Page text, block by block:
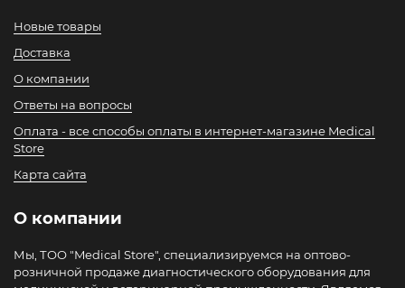
Новые товары
Доставка
О компании
Ответы на вопросы
Оплата - все способы оплаты в интернет-магазине Medical
Store
Карта сайта
О компании
Мы, ТОО "Medical Store", специализируемся на оптово-
розничной продаже диагностического оборудования для